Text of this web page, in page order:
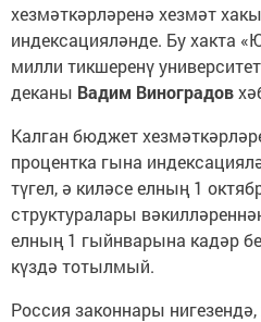
хезмәткәрләренә хезмәт
индексацияләнде. Бу хакта
милли тикшеренү
деканы Вадим Виноградов
Калган бюджет
процентка гына
түгел, ә киләсе елның 1
структуралары
елның 1 гыйнварына кадәр
күздә тотылмый.
Россия законнары